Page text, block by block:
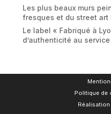
Les plus beaux murs
fresques et du street art
Le label « Fabriqué à
d’authenticité au
Politique de